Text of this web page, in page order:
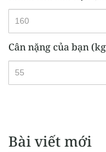
Cân nặng của bạn
Bài viết mới